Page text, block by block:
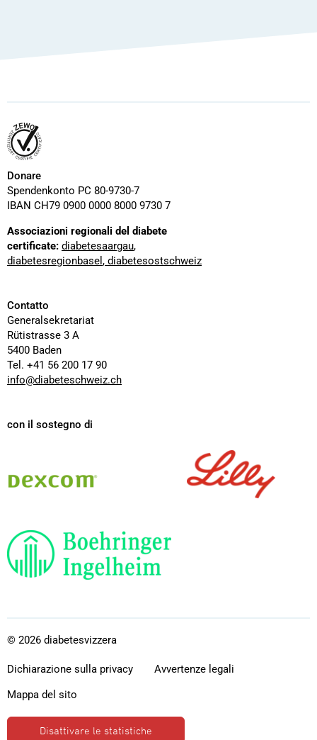
Donare
Spendenkonto PC 80-9730-7
IBAN CH79 0900 0000 8000 9730 7
Associazioni regionali del diabete
certificate: diabetesaargau,
diabetesregionbasel , diabetesostschweiz
Contatto
Generalsekretariat
Rütistrasse 3 A
5400 Baden
Tel. +41 56 200 17 90
info@diabeteschweiz.ch
con il sostegno di
Dexcom
Boehringer
Ingelheim
© 2026 diabetesvizzera
Disattivare le statistiche
Dichiarazione sulla privacy
Avvertenze legali
Mappa del sito